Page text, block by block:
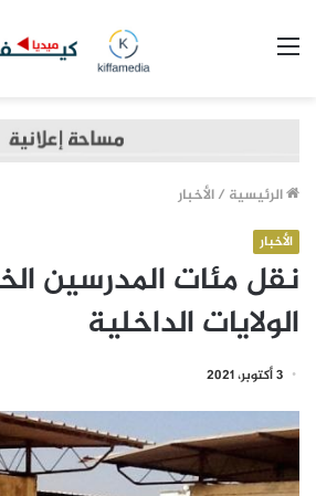
الرئيسية /الأخبار
الأخبار
نقل مئات المدرسين
الولايات الداخلية
3 أكتوبر، 2021